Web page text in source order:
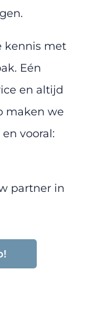
kennis met
Eén
en altijd
maken we
vooral:
partner in